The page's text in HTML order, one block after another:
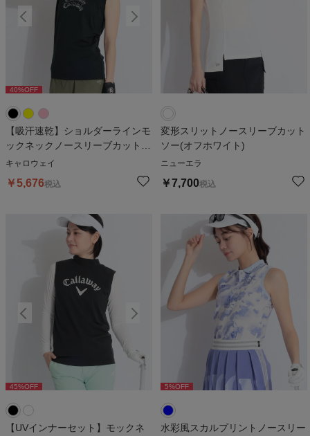
40%OFF
【吸汗速乾】ショルダーラインモ
ックネックノースリーブカットソ
ー
キャロウェイ
￥5,676税込
変形スリットノースリーブカット
ソー(オフホワイト)
ニューエラ
￥7,700税込
45%OFF %OFF
【UVインナーセット】モックネ
5%OFF
水彩風スカルプリントノースリー